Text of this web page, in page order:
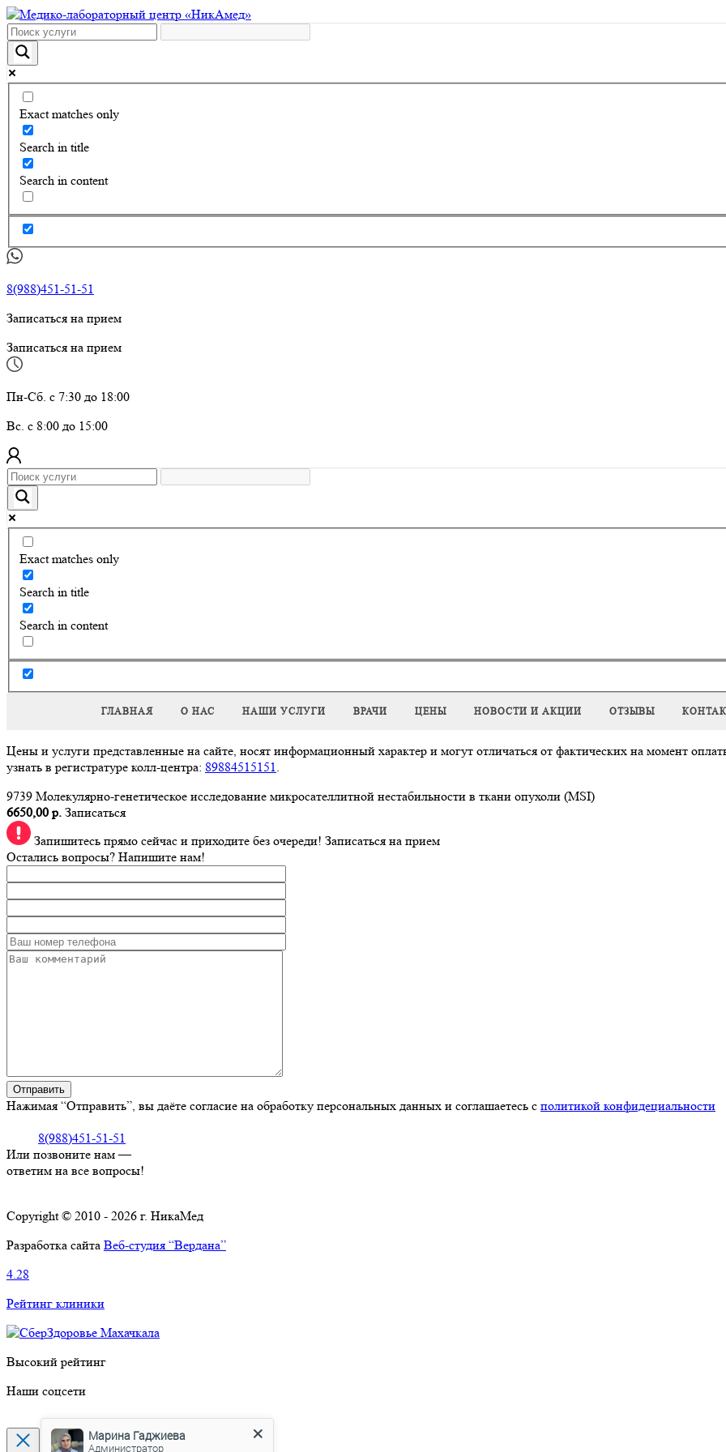
Exact matches only
Search in title
Search in content
8(988)451-51-51
Записаться на прием
Записаться на прием
Пн-Сб. с 7:30 до 18:00
Вс. с 8:00 до 15:00
Exact matches only
Search in title
Search in content
ГЛАВНАЯ О НАС НАШИ УСЛУГИ ВРАЧИ ЦЕНЫ НОВОСТИ И АКЦИИ ОТЗЫВЫ
Цены и услуги представленные на сайте, носят информационный характер и могут отличаться от фактических на момент
узнать в регистратуре колл-центра: 89884515151.
9739 Молекулярно-генетическое исследование микросателлитной нестабильности в ткани опухоли (MSI)
6650,00 р. Записаться
Запишитесь прямо сейчас и приходите без очереди! Записаться на прием
Остались вопросы? Напишите нам!
Нажимая “Отправить”, вы даёте согласие на обработку персональных данных и соглашаетесь с политикой конфидециальности
8(988)451-51-51
Или позвоните нам —
ответим на все вопросы!
Copyright © 2010 - 2026 г. НикаМед
Разработка сайта Веб-студия “Вердана”
4.28
Рейтинг клиники
Высокий рейтинг
Наши соцсети
Марина Гаджиева
Администратор